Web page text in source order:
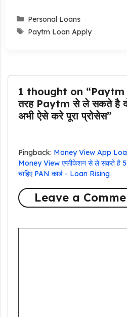
Categories
Personal Loans
Tags
Paytm Loan Apply
1 thought on “Paytm
तरह Paytm से ले सकते है
अभी ऐसे करे पूरा प्रोसेस”
Pingback: Money View App
Money View एप्लीकेशन से ले सकते है
चाहिए PAN कार्ड - Loan Rising
Leave a